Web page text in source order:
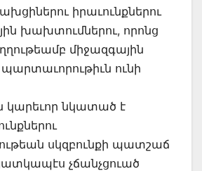
իրաւունքներու
խախտումներու, որոնց
միջազգային
պարտաւորութիւն ունի
կարեւոր նկատած է
սկզբունքի պատշաճ
չճանչցուած